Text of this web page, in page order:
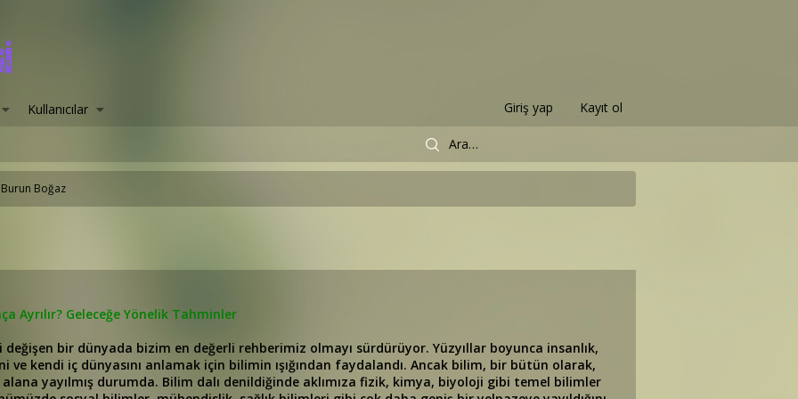
Kullanıcılar Giriş yap Kayıt ol
Boğaz
Ayrılır? Geleceğe Yönelik Tahminler
değişen bir dünyada bizim en değerli rehberimiz olmayı sürdürüyor. Yüzyıllar boyunca insanlık,
ve kendi iç dünyasını anlamak için bilimin ışığından faydalandı. Ancak bilim, bir bütün olarak,
yayılmış durumda. Bilim dalı denildiğinde aklımıza fizik, kimya, biyoloji gibi temel bilimler